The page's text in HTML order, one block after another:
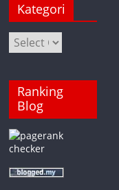
Kategori
Kategori
Ranking
Blog